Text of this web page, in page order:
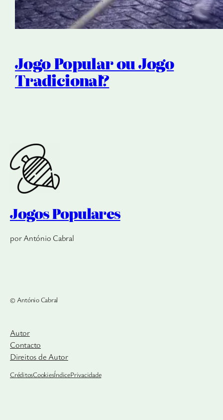
Jogo Popular ou Jogo
Tradicional?
Jogos Populares
por António Cabral
© António Cabral
Autor
Contacto
Direitos de Autor
CréditosCookiesÍndicePrivacidade